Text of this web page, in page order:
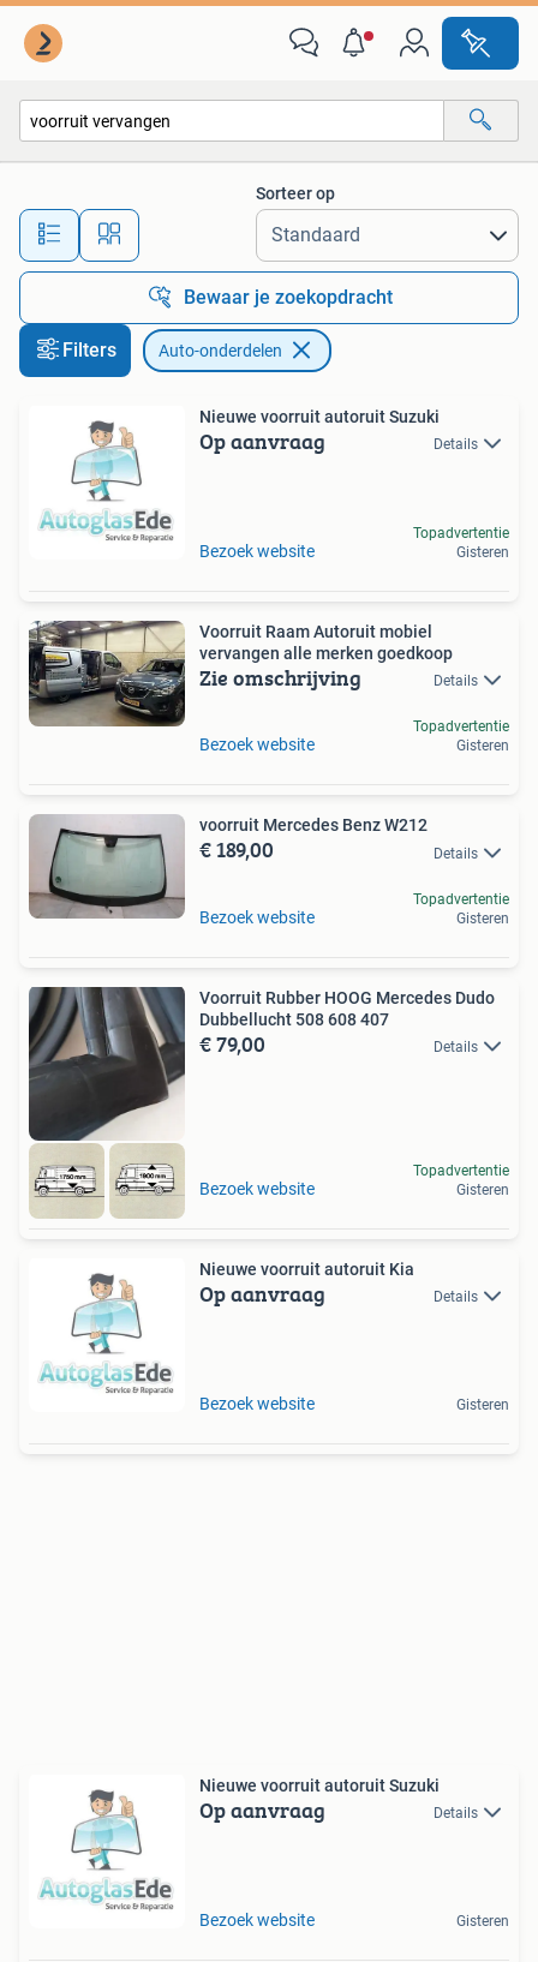
Alle afstanden…
Sorteer op
Bewaar je zoekopdracht
Filters Auto-onderdelen
Nieuwe voorruit autoruit Suzuki
Op aanvraag Details
Bezoek website
Topadvertentie
Gisteren
Voorruit Raam Autoruit mobiel
vervangen alle merken goedkoop
Zie omschrijving Details
Bezoek website
Topadvertentie
Gisteren
voorruit Mercedes Benz W212
€ 189,00 Details
Bezoek website
Topadvertentie
Gisteren
Voorruit Rubber HOOG Mercedes Dudo
Dubbellucht 508 608 407
€ 79,00 Details
Bezoek website
Topadvertentie
Gisteren
Nieuwe voorruit autoruit Kia
Op aanvraag Details
Bezoek website Gisteren
Nieuwe voorruit autoruit Suzuki
Op aanvraag Details
Bezoek website Gisteren